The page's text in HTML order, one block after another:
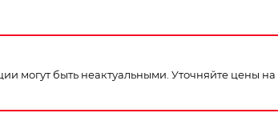
могут быть неактуальными. Уточняйте цены